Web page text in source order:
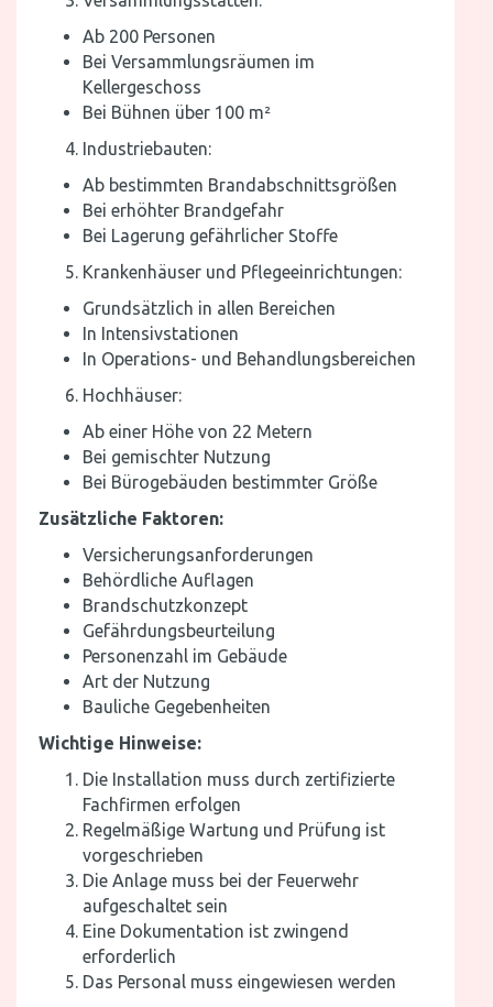
Ab 200 Personen
Bei Versammlungsräumen im
Kellergeschoss
Bei Bühnen über 100 m²
Industriebauten:
Ab bestimmten Brandabschnittsgrößen
Bei erhöhter Brandgefahr
Bei Lagerung gefährlicher Stoffe
Krankenhäuser und Pflegeeinrichtungen:
Grundsätzlich in allen Bereichen
In Intensivstationen
In Operations- und Behandlungsbereichen
Hochhäuser:
Ab einer Höhe von 22 Metern
Bei gemischter Nutzung
Bei Bürogebäuden bestimmter Größe
Zusätzliche Faktoren:
Versicherungsanforderungen
Behördliche Auflagen
Brandschutzkonzept
Gefährdungsbeurteilung
Personenzahl im Gebäude
Art der Nutzung
Bauliche Gegebenheiten
Wichtige Hinweise:
Die Installation muss durch zertifizierte
Fachfirmen erfolgen
Regelmäßige Wartung und Prüfung ist
vorgeschrieben
Die Anlage muss bei der Feuerwehr
aufgeschaltet sein
Eine Dokumentation ist zwingend
erforderlich
Das Personal muss eingewiesen werden